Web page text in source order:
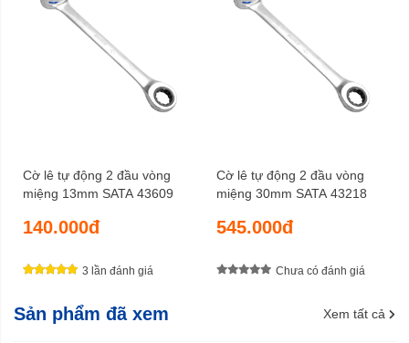
Cờ lê tự động 2 đầu vòng
miệng 13mm SATA 43609
140.000đ
3 lần đánh giá
Cờ lê tự động 2 đầu vòng
miệng 30mm SATA 43218
545.000đ
Chưa có đánh giá
Sản phẩm đã xem Xem tất cả